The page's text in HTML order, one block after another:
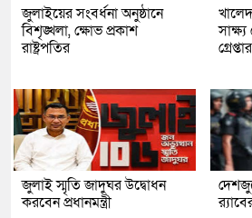
জুলাইয়ের সংবর্ধনা অনুষ্ঠানে
বিশৃঙ্খলা, ক্ষোভ প্রকাশ
রাষ্ট্রপতির
গ্রেপ্তার
জুলাই স্মৃতি জাদুঘর উদ্বোধন
করবেন প্রধানমন্ত্রী